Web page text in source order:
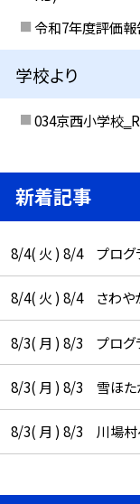
令和7年度評価報
学校より
034京西小学校
新着記事
8/4( 火 ) 8/4 プログ
8/4( 火 ) 8/4 さわや
8/3( 月 ) 8/3 プログ
8/3( 月 ) 8/3 雪ほた
8/3( 月 ) 8/3 川場村